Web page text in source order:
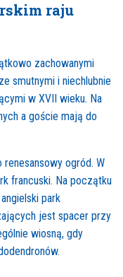
raju
zachowanymi
smutnymi i niechlubnie
w XVII wieku. Na
a goście mają do
ogród. W
francuski. Na początku
park
jest spacer przy
wiosną, gdy